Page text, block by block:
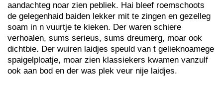
aandachteg noar zien pebliek. Hai bleef roemschoots
de gelegenhaid baiden lekker mit te zingen en gezelleg
soam in n vuurtje te kieken. Der waren schiere
verhoalen, sums serieus, sums dreumerg, moar ook
dichtbie. Der wuiren laidjes speuld van t gelieknoamege
spaigelploatje, moar zien klassiekers kwamen vanzulf
ook aan bod en der was plek veur nije laidjes.